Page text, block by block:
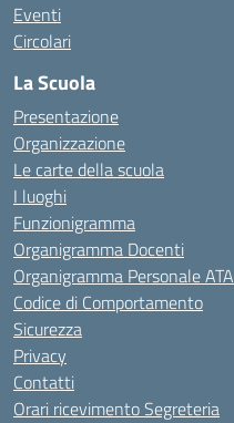
Eventi
Circolari
La Scuola
Presentazione
Organizzazione
Le carte della scuola
I luoghi
Funzionigramma
Organigramma Docenti
Organigramma Personale ATA
Codice di Comportamento
Sicurezza
Privacy
Contatti
Orari ricevimento Segreteria